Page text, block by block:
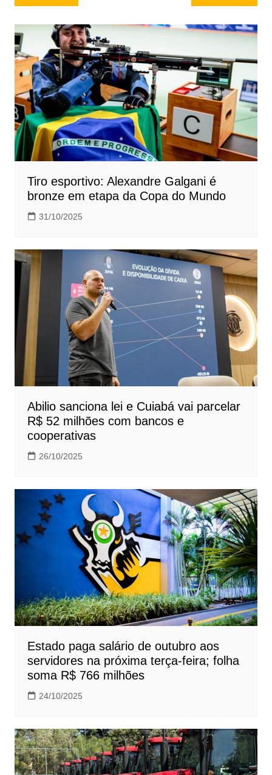
de
Post
Tiro esportivo: Alexandre Galgani é
bronze em etapa da Copa do Mundo
31/10/2025
Abilio sanciona lei e Cuiabá vai parcelar
R$ 52 milhões com bancos e
cooperativas
26/10/2025
Estado paga salário de outubro aos
servidores na próxima terça-feira; folha
soma R$ 766 milhões
24/10/2025